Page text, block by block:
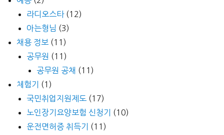
라디오스타(12)
아는형님 (3)
채용 정보 (11)
공무원 (11)
공무원 공채 (11)
체험기
(1)
국민취업지원제도 (17)
노인장기요양보험 신청기
(10)
운전면허증 취득기
(11)